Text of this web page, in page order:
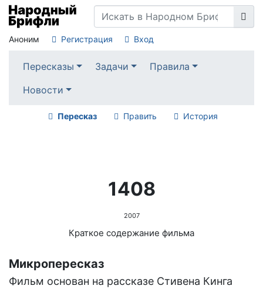
Аноним Регистрация Вход
Пересказы Задачи
Правила
Новости
Пересказ Править История
1408
2007
Краткое содержание фильма
Микропересказ
Фильм основан на рассказе Стивена Кинга